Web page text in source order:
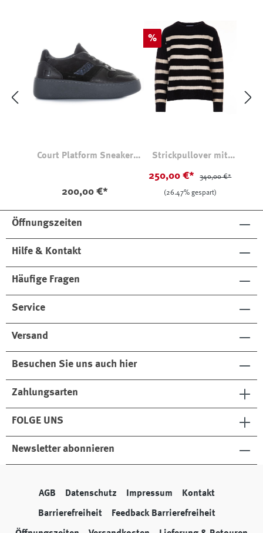
Court Platform Sneaker
200,00 €*
Rabatt
%
Strickpullover mit
250,00 €* 340,00 €*
(26.47% gespart)
Öffnungszeiten
Hilfe & Kontakt
Häufige Fragen
Service
Versand
Besuchen Sie uns auch hier
Zahlungsarten
FOLGE UNS
Newsletter abonnieren
AGB Datenschutz Impressum Kontakt
Barrierefreiheit Feedback Barrierefreiheit